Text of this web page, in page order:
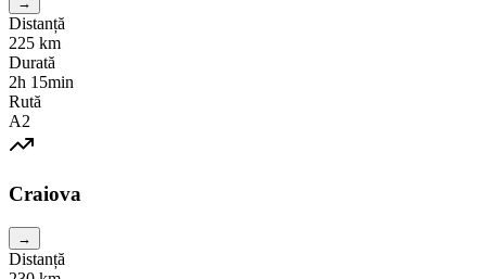
Distanță
225 km
Durată
2h 15min
Rută
A2
Craiova
→
Distanță